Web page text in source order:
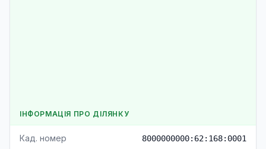
ІНФОРМАЦІЯ ПРО ДІЛЯНКУ
Кад. номер 8000000000:62:168:0001